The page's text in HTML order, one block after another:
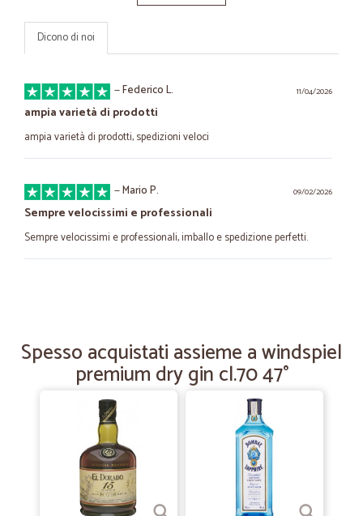
Dicono di noi
11/04/2026
—Federico L.
ampia varietà di prodotti
ampia varietà di prodotti, spedizioni veloci
09/02/2026
—Mario P.
Sempre velocissimi e professionali
Sempre velocissimi e professionali, imballo e spedizione perfetti.
nell'impacchettamento. Buona Pasqua
—
Ottimo servizio.
Ottimo servizio.
14/08/2022
—Silvia M.
Spesso acquistati assieme a windspiel
premium dry gin cl.70 47°